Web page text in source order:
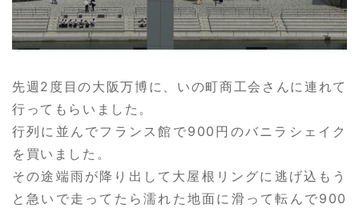
先週2度目の大阪万博に、いの町商工会さんに連れて
行ってもらいました。
行列に並んでフランス館で900円のバニラシェイク
を買いました。
その途端雨が降り出して大屋根リングに逃げ込もう
と急いで走ってたら濡れた地面に滑って転んで900